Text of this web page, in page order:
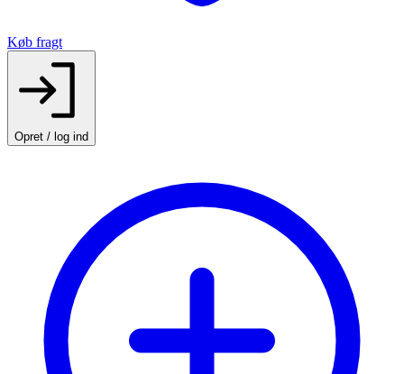
Køb fragt
Opret / log ind